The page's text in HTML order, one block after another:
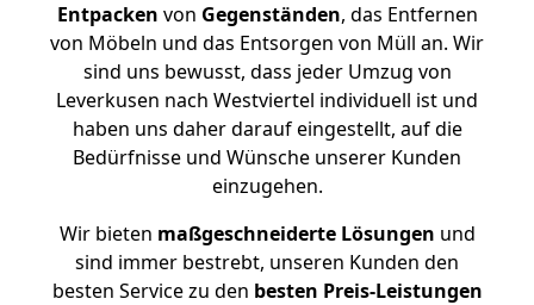
Entpacken von Gegenständen, das Entfernen
von Möbeln und das Entsorgen von Müll an. Wir
sind uns bewusst, dass jeder Umzug von
Leverkusen nach Westviertel individuell ist und
haben uns daher darauf eingestellt, auf die
Bedürfnisse und Wünsche unserer Kunden
einzugehen.
Wir bieten maßgeschneiderte Lösungen und
sind immer bestrebt, unseren Kunden den
besten Service zu den besten Preis-Leistungen